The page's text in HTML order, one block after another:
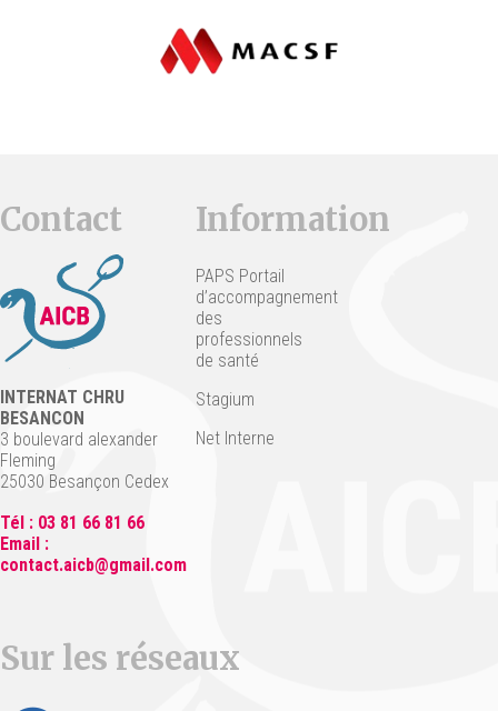
Contact
INTERNAT CHRU
BESANCON
3 boulevard alexander
Fleming
25030 Besançon Cedex
Tél : 03 81 66 81 66
Email :
contact.aicb@gmail.com
Information
PAPS Portail
d’accompagnement
des
professionnels
de santé
Stagium
Net Interne
Sur les réseaux